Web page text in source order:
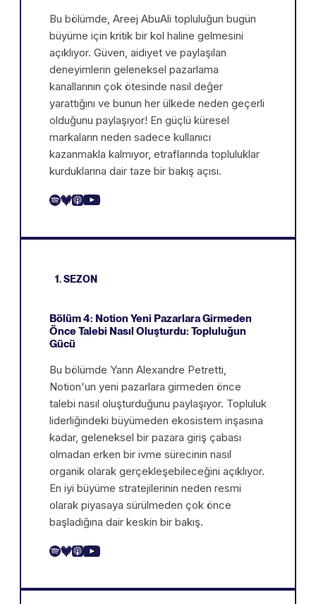
Bu bölümde, Areej AbuAli topluluğun bugün
büyüme için kritik bir kol haline gelmesini
açıklıyor. Güven, aidiyet ve paylaşılan
deneyimlerin geleneksel pazarlama
kanallarının çok ötesinde nasıl değer
yarattığını ve bunun her ülkede neden geçerli
olduğunu paylaşıyor! En güçlü küresel
markaların neden sadece kullanıcı
kazanmakla kalmıyor, etraflarında topluluklar
kurduklarına dair taze bir bakış açısı.
1. SEZON
Bölüm 4: Notion Yeni Pazarlara Girmeden
Önce Talebi Nasıl Oluşturdu: Topluluğun
Gücü
Bu bölümde Yann Alexandre Petretti,
Notion'un yeni pazarlara girmeden önce
talebi nasıl oluşturduğunu paylaşıyor. Topluluk
liderliğindeki büyümeden ekosistem inşasına
kadar, geleneksel bir pazara giriş çabası
olmadan erken bir ivme sürecinin nasıl
organik olarak gerçekleşebileceğini açıklıyor.
En iyi büyüme stratejilerinin neden resmi
olarak piyasaya sürülmeden çok önce
başladığına dair keskin bir bakış.